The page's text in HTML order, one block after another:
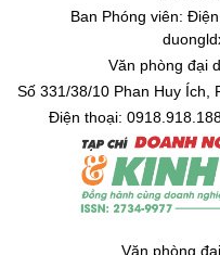
Ban Phóng viên:
Văn phòng đại
Số 331/38/10 Phan Huy Ích,
Điện thoại:
Văn phòng